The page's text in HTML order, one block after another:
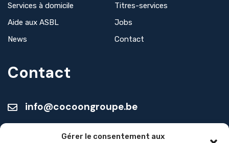
Gérer le consentement aux
Services à domicile
Titres-services
Aide aux ASBL
Jobs
News
Contact
Contact
info@cocoongroupe.be